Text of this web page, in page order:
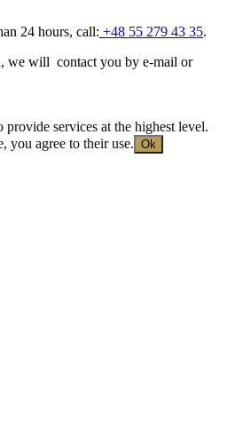
24 hours, call: +48 55 279 43 35.
we will contact you by e-mail or
provide services at the highest level.
you agree to their use. Ok